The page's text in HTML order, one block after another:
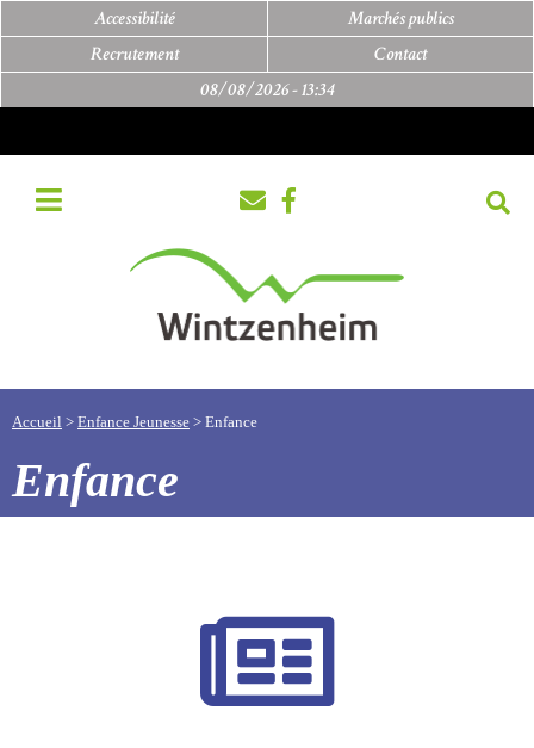
Accessibilité
Marchés publics
Recrutement
Contact
08/08/2026 -13:34
Accueil > Enfance Jeunesse > Enfance
Enfance